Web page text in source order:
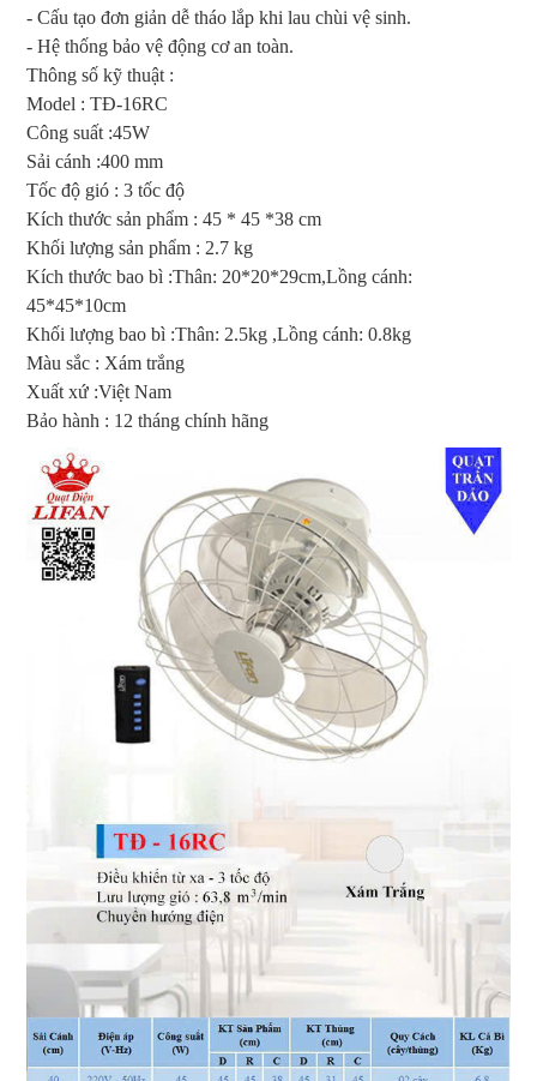
- Cấu tạo đơn giản dễ tháo lắp khi lau chùi vệ sinh.
- Hệ thống bảo vệ động cơ an toàn.
Thông số kỹ thuật :
Model : TĐ-16RC
Công suất :45W
Sải cánh :400 mm
Tốc độ gió : 3 tốc độ
Kích thước sản phẩm : 45 * 45 *38 cm
Khối lượng sản phẩm : 2.7 kg
Kích thước bao bì :Thân: 20*20*29cm,Lồng cánh:
45*45*10cm
Khối lượng bao bì :Thân: 2.5kg ,Lồng cánh: 0.8kg
Màu sắc : Xám trắng
Xuất xứ :Việt Nam
Bảo hành : 12 tháng chính hãng